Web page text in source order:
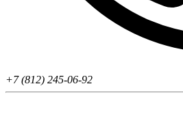
+7 (812) 245-06-92